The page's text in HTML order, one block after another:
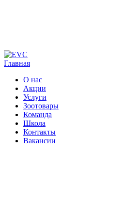
Главная
О нас
Акции
Услуги
Зоотовары
Команда
Школа
Контакты
Вакансии